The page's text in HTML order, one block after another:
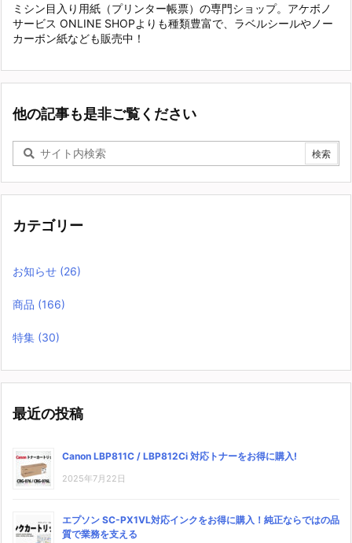
ミシン目入り用紙（プリンター帳票）の専門ショップ。アケボノ
サービス ONLINE SHOPよりも種類豊富で、ラベルシールやノー
カーボン紙なども販売中！
他の記事も是非ご覧ください
カテゴリー
お知らせ (26)
商品 (166)
特集 (30)
最近の投稿
Canon LBP811C / LBP812Ci 対応トナーをお得に購入!
2025年7月22日
エプソン SC-PX1VL対応インクをお得に購入！純正ならではの品
質で業務を支える